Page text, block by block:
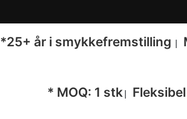
*25+ år i smykkefremstilling
* MOQ: 1 stk